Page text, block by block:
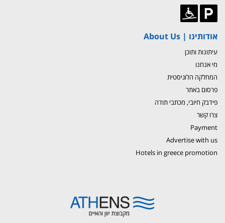
אודותינו | About Us
עיתונות ותוכן
מי אנחנו
המחלקה הלוגיסטית
פרסום באתר
פידבק חיובי, מכתבי תודה
צרו קשר
Payment
Advertise with us
Hotels in greece promotion